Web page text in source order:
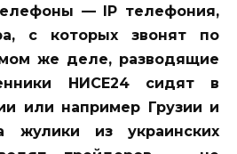
— IP телефония,
с которых звонят по
же деле, разводящие
НИСЕ24 сидят в
или например Грузии и
жулики из украинских